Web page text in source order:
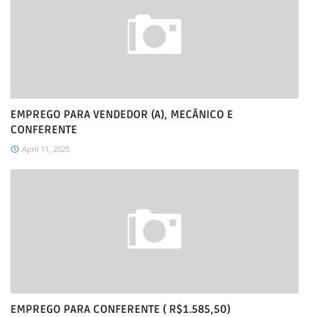
EMPREGO PARA VENDEDOR (A), MECÂNICO E
CONFERENTE
April 11, 2025
EMPREGO PARA CONFERENTE ( R$1.585,50)